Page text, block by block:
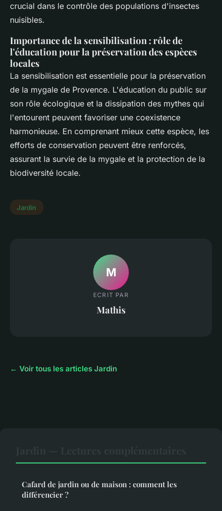
crucial dans le contrôle des populations d'insectes
nuisibles.
Importance de la sensibilisation : rôle de
l'éducation pour la préservation des espèces
locales
La sensibilisation est essentielle pour la préservation
de la mygale de Provence. L'éducation du public sur
son rôle écologique et la dissipation des mythes qui
l'entourent peuvent favoriser une coexistence
harmonieuse. En comprenant mieux cette espèce, les
efforts de conservation peuvent être renforcés,
assurant la survie de la mygale et la protection de la
biodiversité locale.
Jardin
M
ECRIT PAR
Mathis
← Voir tous les articles Jardin
Cafard de jardin ou de maison : comment les
différencier ?